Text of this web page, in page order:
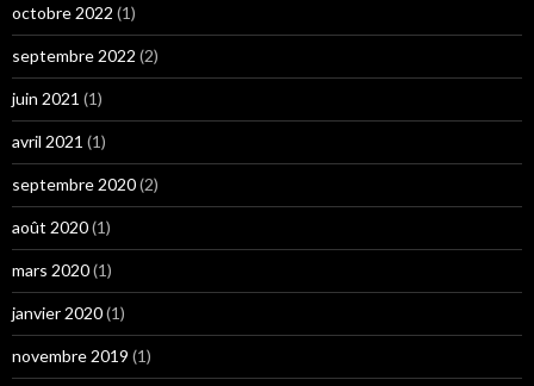
octobre 2022 (1)
septembre 2022 (2)
juin 2021 (1)
avril 2021 (1)
septembre 2020(2)
août 2020(1)
mars 2020(1)
janvier 2020(1)
novembre 2019 (1)